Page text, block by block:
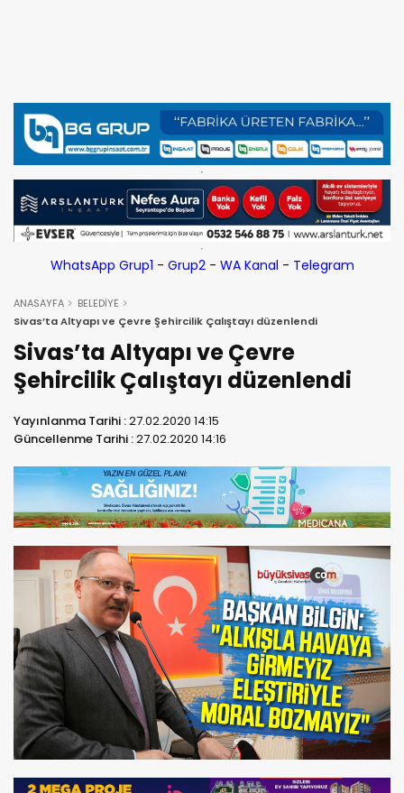
WhatsApp Grup1 - Grup2- WA Kanal - Telegram
ANASAYFA
BELEDİYE
Sivas’ta Altyapı ve Çevre Şehircilik Çalıştayı düzenlendi
Sivas’ta Altyapı ve Çevre
Şehircilik Çalıştayı düzenlendi
Yayınlanma Tarihi :27.02.2020 14:15
Güncellenme Tarihi :27.02.2020 14:16